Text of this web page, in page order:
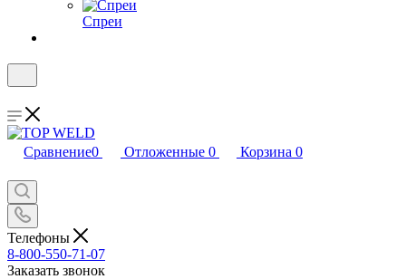
Спреи
Сравнение0 Отложенные 0 Корзина 0
Телефоны
8-800-550-71-07
Заказать звонок